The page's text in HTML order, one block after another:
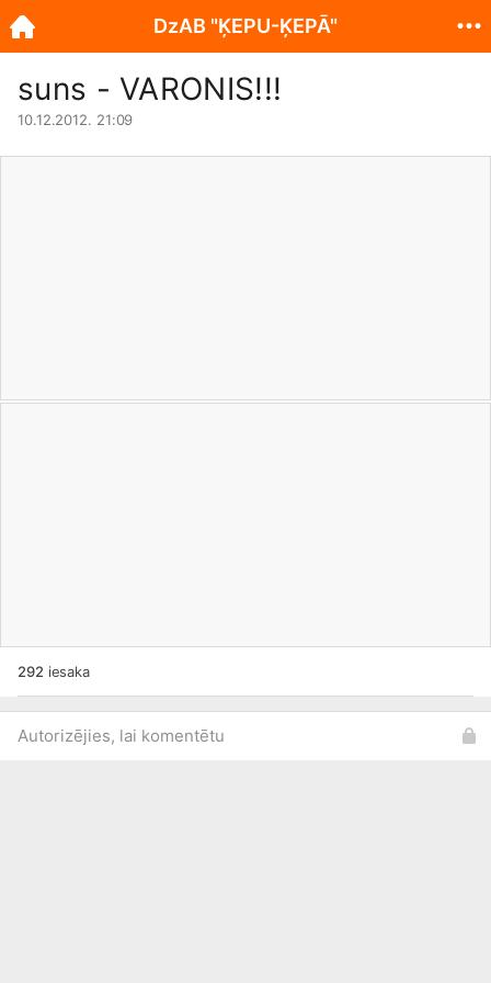
suns - VARONIS!!!
10.12.2012. 21:09
292 iesaka
Autorizējies, lai komentētu
DzAB "ĶEPU-ĶEPĀ"